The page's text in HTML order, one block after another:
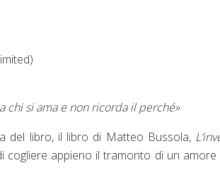
chi si ama e non ricorda il perché»
del libro, il libro di Matteo Bussola,
cogliere appieno il tramonto di un